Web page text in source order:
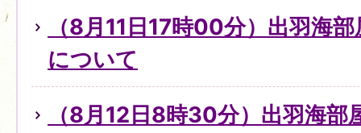
（8月11日17時00分）出羽海
について
（8月12日8時30分）出羽海部